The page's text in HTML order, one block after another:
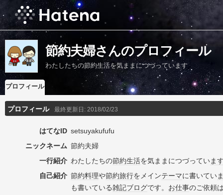
節約夫婦さんのプロフィール
わたしたちの節約生活を気ままにつづっています
プロフィール
プロフィール 最終更新日: 2018/02/23
はてなID setsuyakufufu
ニックネーム 節約夫婦
一行紹介 わたしたちの節約生活を気ままにつづっていま
自己紹介 節約料理や節約旅行をメインテーマに書いてい
も書いている雑記ブログです。 お仕事のご依頼